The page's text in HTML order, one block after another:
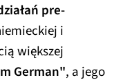
pre-
i
większej
German", a jego